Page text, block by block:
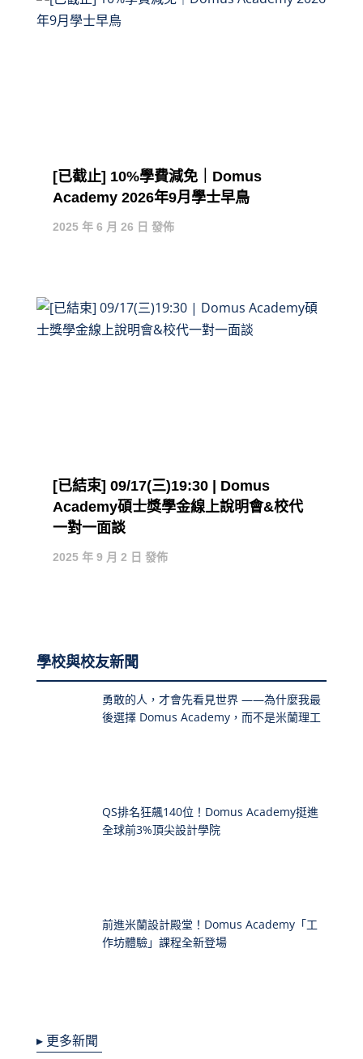
[已截止] 10%學費減免｜Domus
Academy 2026年9月學士早鳥
2025 年 6 月 26 日 發佈
[已結束] 09/17(三)19:30 | Domus
Academy碩士獎學金線上說明會&校代
一對一面談
2025 年 9 月 2 日 發佈
學校與校友新聞
勇敢的人，才會先看見世界 ——為什麼我最
後選擇 Domus Academy，而不是米蘭理工
QS排名狂飆140位！Domus Academy挺進
全球前3%頂尖設計學院
前進米蘭設計殿堂！Domus Academy「工
作坊體驗」課程全新登場
▸ 更多新聞